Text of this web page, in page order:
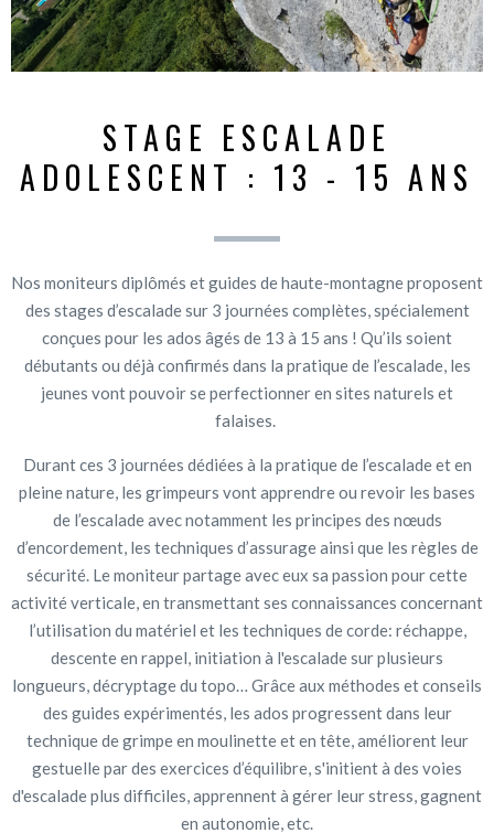
STAGE ESCALADE
ADOLESCENT : 13 - 15 ANS
Nos moniteurs diplômés et guides de haute-montagne proposent
des stages d’escalade sur 3 journées complètes, spécialement
conçues pour les ados âgés de 13 à 15 ans ! Qu’ils soient
débutants ou déjà confirmés dans la pratique de l’escalade, les
jeunes vont pouvoir se perfectionner en sites naturels et
falaises.
Durant ces 3 journées dédiées à la pratique de l’escalade et en
pleine nature, les grimpeurs vont apprendre ou revoir les bases
de l’escalade avec notamment les principes des nœuds
d’encordement, les techniques d’assurage ainsi que les règles de
sécurité. Le moniteur partage avec eux sa passion pour cette
activité verticale, en transmettant ses connaissances concernant
l’utilisation du matériel et les techniques de corde: réchappe,
descente en rappel, initiation à l'escalade sur plusieurs
longueurs, décryptage du topo… Grâce aux méthodes et conseils
des guides expérimentés, les ados progressent dans leur
technique de grimpe en moulinette et en tête, améliorent leur
gestuelle par des exercices d’équilibre, s'initient à des voies
d'escalade plus difficiles, apprennent à gérer leur stress, gagnent
en autonomie, etc.